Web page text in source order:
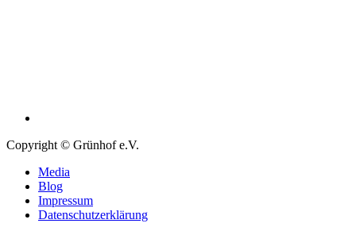
Copyright © Grünhof e.V.
Media
Blog
Impressum
Datenschutzerklärung